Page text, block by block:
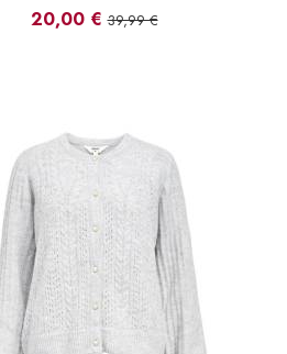
20,00 € 39,99 €